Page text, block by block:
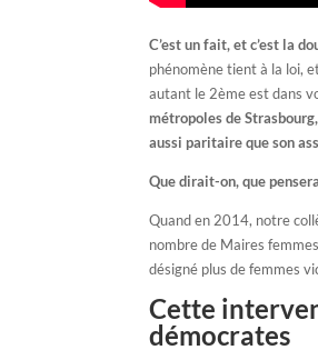
C’est un fait, et c’est la
phénomène tient à la loi,
autant le 2ème est dans
métropoles de
aussi paritaire que son
Que dirait-on, que
Quand en 2014, notre
nombre de Maires
désigné plus de femmes
Cette
démocrates